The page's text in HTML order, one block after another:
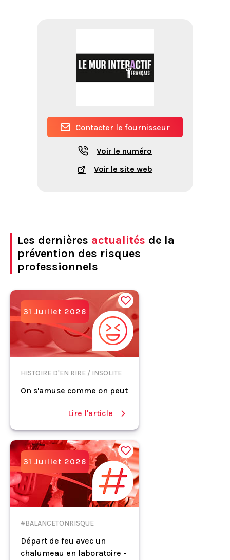
Contacter le fournisseur
Voir le numéro
Voir le site web
Les dernières actualités de la
prévention des risques
professionnels
31 Juillet 2026
HISTOIRE D'EN RIRE / INSOLITE
On s'amuse comme on peut
Lire l'article
31 Juillet 2026
#BALANCETONRISQUE
Départ de feu avec un
chalumeau en laboratoire -